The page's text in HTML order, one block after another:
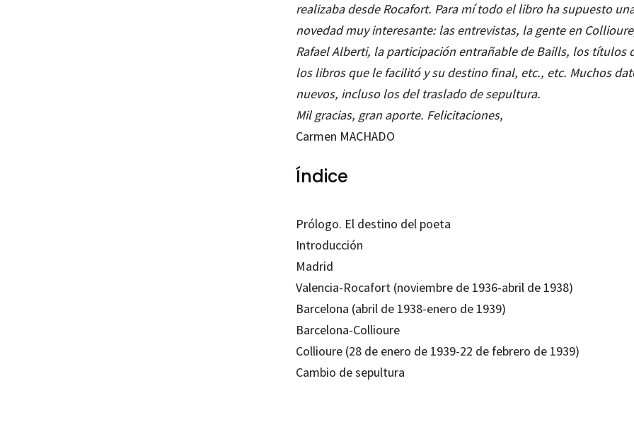
realizaba desde Rocafort. Para mí todo el libro ha supuesto
novedad muy interesante: las entrevistas, la gente en
Rafael Alberti, la participación entrañable de Baills, los títulos
los libros que le facilitó y su destino final, etc., etc. Muchos
nuevos, incluso los del traslado de sepultura.
Mil gracias, gran aporte. Felicitaciones,
Carmen MACHADO
Índice
Prólogo. El destino del poeta
Introducción
Madrid
Valencia-Rocafort (noviembre de 1936-abril de 1938)
Barcelona (abril de 1938-enero de 1939)
Barcelona-Collioure
Collioure (28 de enero de 1939-22 de febrero de 1939)
Cambio de sepultura